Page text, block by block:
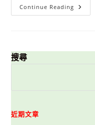
Continue Reading 【中
正
多
搜尋
近期文章